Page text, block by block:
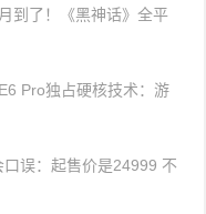
到了！《黑神话》全平
Pro独占硬核技术：游
误：起售价是24999 不